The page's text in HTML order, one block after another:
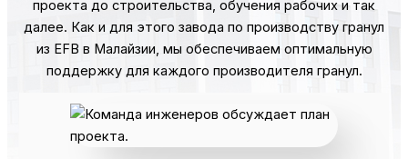
проекта до строительства, обучения рабочих и так
далее. Как и для этого завода по производству гранул
из EFB в Малайзии, мы обеспечиваем оптимальную
поддержку для каждого производителя гранул.